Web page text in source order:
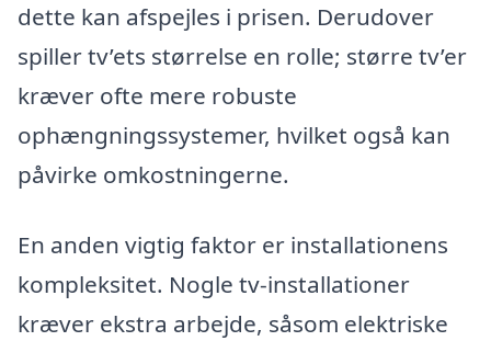
dette kan afspejles i prisen. Derudover
spiller tv’ets størrelse en rolle; større tv’er
kræver ofte mere robuste
ophængningssystemer, hvilket også kan
påvirke omkostningerne.
En anden vigtig faktor er installationens
kompleksitet. Nogle tv-installationer
kræver ekstra arbejde, såsom elektriske